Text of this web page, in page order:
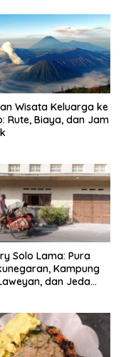
Wisata Keluarga ke
Rute, Biaya, dan Jam
Solo Lama: Pura
Kampung
dan Jeda